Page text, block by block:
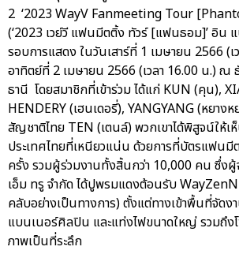
2 ‘2023 WayV Fanmeeting Tour
(‘2023 เวย์วี แฟนมีตติ้ง ทัวร์ [แฟนธอม]’ อิน
รอบการแสดง ในวันเสาร์ที่ 1 เมษายน 2566 (เ
อาทิตย์ที่ 2 เมษายน 2566 (เวลา 16.00 น.) ณ
ธานี โดยสมาชิกที่เข้าร่วม ได้แก่ KUN (คุน),
HENDERY (เฮนเดอรี่), YANGYANG (หยาง
สัญชาติไทย TEN (เตนล์) พวกเขาได้พิสูจน์ให้
ประเทศไทยที่เหนียวแน่น ด้วยการที่บัตรแฟน
ครั้ง รวมผู้ร่วมงานทั้งสิ้นกว่า 10,000 คน ซึ่ง
เอ็ม ทรู จำกัด ได้ปูพรมแดงต้อนรับ
คลับอย่างเป็นทางการ) ตั้งแต่ทางเข้าพื้นที่จัด
แบนเนอร์ศิลปิน และแท่งไฟขนาดใหญ่ รวมถึง
ภาพเป็นที่ระลึก